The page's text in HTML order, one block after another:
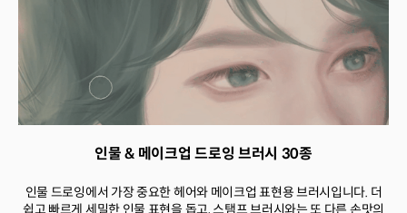
인물 & 메이크업 드로잉 브러시 30종
인물 드로잉에서 가장 중요한 헤어와 메이크업 표현용 브러시입니다. 더
쉽고 빠르게 세밀한 인물 표현을 돕고, 스탬프 브러시와는 또 다른 손맛의